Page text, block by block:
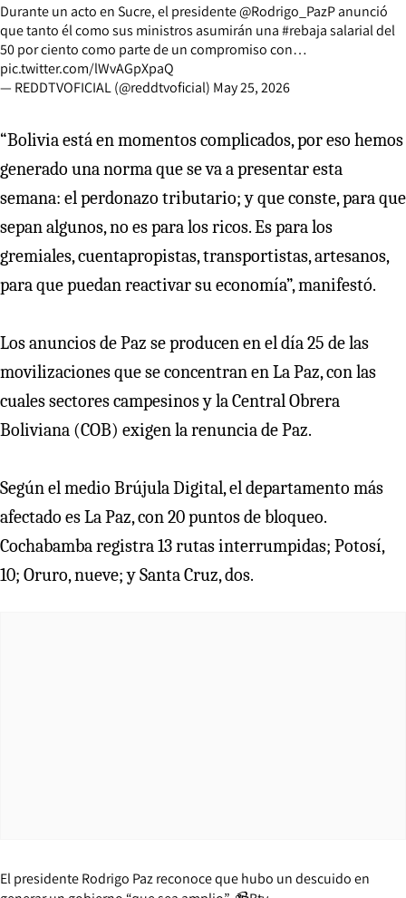
Durante un acto en Sucre, el presidente@Rodrigo_PazPanunció
que tanto él como sus ministros asumirán una#rebajasalarial del
50 por ciento como parte de un compromiso con…
pic.twitter.com/lWvAGpXpaQ
— REDDTVOFICIAL (@reddtvoficial) May 25, 2026
“Bolivia está en momentos complicados, por eso hemos
generado una norma que se va a presentar esta
semana: el perdonazo tributario; y que conste, para que
sepan algunos, no es para los ricos. Es para los
gremiales, cuentapropistas, transportistas, artesanos,
para que puedan reactivar su economía”, manifestó.
Los anuncios de Paz se producen en el día 25 de las
movilizaciones que se concentran en La Paz, con las
cuales sectores campesinos y la Central Obrera
Boliviana (COB) exigen la renuncia de Paz.
Según el medio Brújula Digital, el departamento más
afectado es La Paz, con 20 puntos de bloqueo.
Cochabamba registra 13 rutas interrumpidas; Potosí,
10; Oruro, nueve; y Santa Cruz, dos.
El presidente Rodrigo Paz reconoce que hubo un descuido en